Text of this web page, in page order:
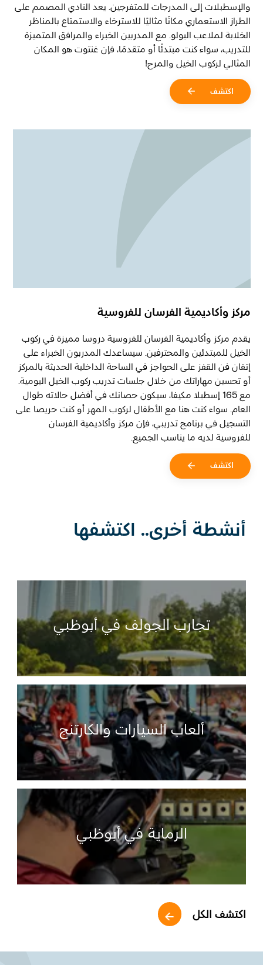
والإسطبلات إلى المدرجات للمتفرجين. يعد النادي المصمم على
الطراز الاستعماري مكانًا مثاليًا للاسترخاء والاستمتاع بالمناظر
الخلابة لملاعب البولو. مع المدربين الخبراء والمرافق المتميزة
للتدريب، سواء كنت مبتدئًا أو متقدمًا، فإن غنتوت هو المكان
المثالي لركوب الخيل والمرح!
اكتشف
مركز وأكاديمية الفرسان للفروسية
يقدم مركز وأكاديمية الفرسان للفروسية دروسا مميزة في ركوب
الخيل للمبتدئين والمحترفين. سيساعدك المدربون الخبراء على
إتقان فن القفز على الحواجز في الساحة الداخلية الحديثة بالمركز
أو تحسين مهاراتك من خلال جلسات تدريب ركوب الخيل اليومية.
مع 165 إسطبلا مكيفا، سيكون حصانك في أفضل حالاته طوال
العام. سواء كنت هنا مع الأطفال لركوب المهر أو كنت حريصا على
التسجيل في برنامج تدريبي، فإن مركز وأكاديمية الفرسان
للفروسية لديه ما يناسب الجميع.
اكتشف
أنشطة أخرى.. اكتشفها
تجارب الجولف في أبوظبي
ألعاب السيارات والكارتنج
الرماية في أبوظبي
اكتشف الكل